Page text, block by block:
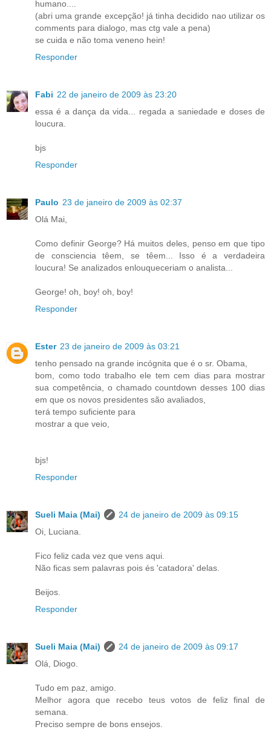
humano....
(abri uma grande excepção! já tinha decidido nao utilizar os
comments para dialogo, mas ctg vale a pena)
se cuida e não toma veneno hein!
Responder
Fabi 22 de janeiro de 2009 às 23:20
essa é a dança da vida... regada a saniedade e doses de
loucura.
bjs
Responder
Paulo 23 de janeiro de 2009 às 02:37
Olá Mai,
Como definir George? Há muitos deles, penso em que tipo
de consciencia têem, se têem... Isso é a verdadeira
loucura! Se analizados enlouqueceriam o analista...
George! oh, boy! oh, boy!
Responder
Ester 23 de janeiro de 2009 às 03:21
tenho pensado na grande incógnita que é o sr. Obama,
bom, como todo trabalho ele tem cem dias para mostrar
sua competência, o chamado countdown desses 100 dias
em que os novos presidentes são avaliados,
terá tempo suficiente para
mostrar a que veio,
bjs!
Responder
Sueli Maia (Mai)
24 de janeiro de 2009 às 09:15
Oi, Luciana.
Fico feliz cada vez que vens aqui.
Não ficas sem palavras pois és 'catadora' delas.
Beijos.
Responder
Sueli Maia (Mai)
24 de janeiro de 2009 às 09:17
Olá, Diogo.
Tudo em paz, amigo.
Melhor agora que recebo teus votos de feliz final de
semana.
Preciso sempre de bons ensejos.